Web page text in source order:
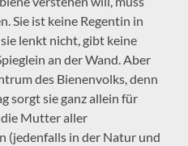
Sie ist keine Regentin in
lenkt nicht, gibt keine
an der Wand. Aber
des Bienenvolks, denn
sorgt sie ganz allein für
die Mutter aller
(jedenfalls in der Natur und